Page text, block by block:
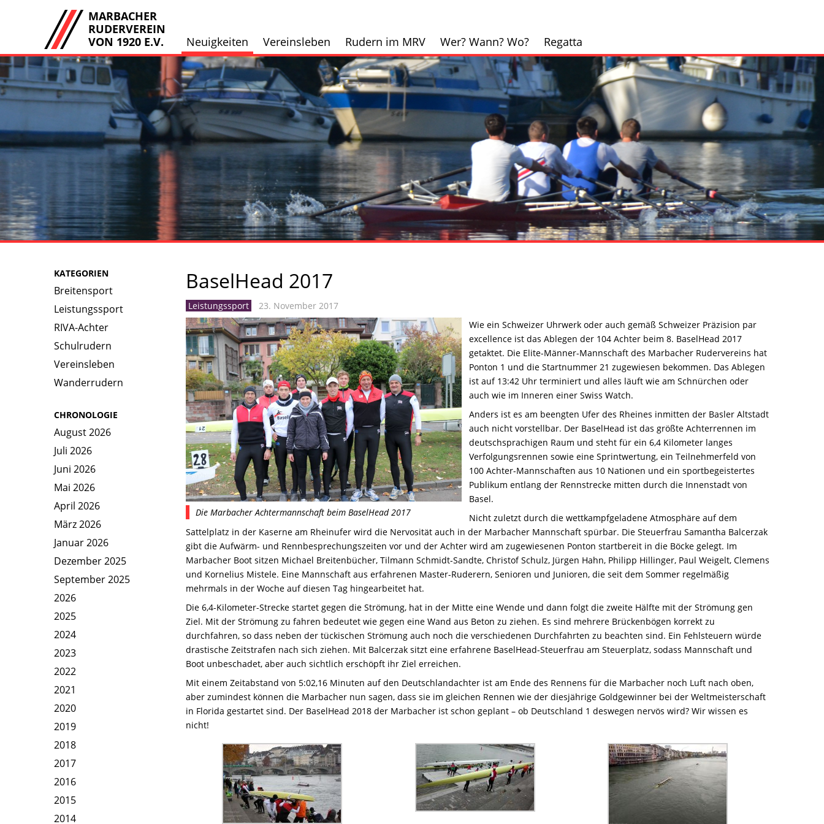
MARBACHER
RUDERVEREIN
VON 1920 E.V.
Neuigkeiten Vereinsleben Rudern im MRV Wer? Wann? Wo? Regatta
KATEGORIEN
Breitensport
Leistungssport
RIVA-Achter
Schulrudern
Vereinsleben
Wanderrudern
CHRONOLOGIE
August 2026
Juli 2026
Juni 2026
Mai 2026
April 2026
März 2026
Januar 2026
Dezember 2025
September 2025
2026
2025
2024
2023
2022
2021
2020
2019
2018
2017
2016
2015
2014
BaselHead 2017
Leistungssport 23. November 2017
Die Marbacher Achtermannschaft beim BaselHead 2017
Wie ein Schweizer Uhrwerk oder auch gemäß Schweizer Präzision par
excellence ist das Ablegen der 104 Achter beim 8. BaselHead 2017
getaktet. Die Elite-Männer-Mannschaft des Marbacher Rudervereins hat
Ponton 1 und die Startnummer 21 zugewiesen bekommen. Das Ablegen
ist auf 13:42 Uhr terminiert und alles läuft wie am Schnürchen oder
auch wie im Inneren einer Swiss Watch.
Anders ist es am beengten Ufer des Rheines inmitten der Basler Altstadt
auch nicht vorstellbar. Der BaselHead ist das größte Achterrennen im
deutschsprachigen Raum und steht für ein 6,4 Kilometer langes
Verfolgungsrennen sowie eine Sprintwertung, ein Teilnehmerfeld von
100 Achter-Mannschaften aus 10 Nationen und ein sportbegeistertes
Publikum entlang der Rennstrecke mitten durch die Innenstadt von
Basel.
Nicht zuletzt durch die wettkampfgeladene Atmosphäre auf dem
Sattelplatz in der Kaserne am Rheinufer wird die Nervosität auch in der Marbacher Mannschaft spürbar. Die Steuerfrau Samantha Balcerzak
gibt die Aufwärm- und Rennbesprechungszeiten vor und der Achter wird am zugewiesenen Ponton startbereit in die Böcke gelegt. Im
Marbacher Boot sitzen Michael Breitenbücher, Tilmann Schmidt-Sandte, Christof Schulz, Jürgen Hahn, Philipp Hillinger, Paul Weigelt, Clemens
und Kornelius Mistele. Eine Mannschaft aus erfahrenen Master-Ruderern, Senioren und Junioren, die seit dem Sommer regelmäßig
mehrmals in der Woche auf diesen Tag hingearbeitet hat.
Die 6,4-Kilometer-Strecke startet gegen die Strömung, hat in der Mitte eine Wende und dann folgt die zweite Hälfte mit der Strömung gen
Ziel. Mit der Strömung zu fahren bedeutet wie gegen eine Wand aus Beton zu ziehen. Es sind mehrere Brückenbögen korrekt zu
durchfahren, so dass neben der tückischen Strömung auch noch die verschiedenen Durchfahrten zu beachten sind. Ein Fehlsteuern würde
drastische Zeitstrafen nach sich ziehen. Mit Balcerzak sitzt eine erfahrene BaselHead-Steuerfrau am Steuerplatz, sodass Mannschaft und
Boot unbeschadet, aber auch sichtlich erschöpft ihr Ziel erreichen.
Mit einem Zeitabstand von 5:02,16 Minuten auf den Deutschlandachter ist am Ende des Rennens für die Marbacher noch Luft nach oben,
aber zumindest können die Marbacher nun sagen, dass sie im gleichen Rennen wie der diesjährige Goldgewinner bei der Weltmeisterschaft
in Florida gestartet sind. Der BaselHead 2018 der Marbacher ist schon geplant – ob Deutschland 1 deswegen nervös wird? Wir wissen es
nicht!